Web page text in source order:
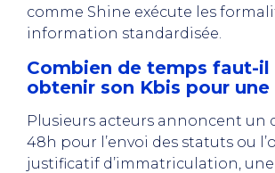
comme Shine exécute les
information standardisée.
Combien de temps faut-il
obtenir son Kbis pour une
Plusieurs acteurs annoncent un
48h pour l’envoi des statuts ou
justificatif d’immatriculation,